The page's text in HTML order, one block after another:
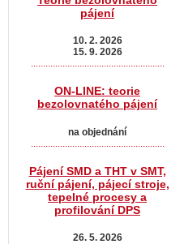
pájení
10. 2. 2026
15. 9. 2026
.......................................................
ON-LINE: teorie
bezolovnatého pájení
na objednání
Pájení SMD a THT v SMT,
ruční pájení, pájecí stroje,
tepelné procesy a
profilování DPS
26. 5. 2026